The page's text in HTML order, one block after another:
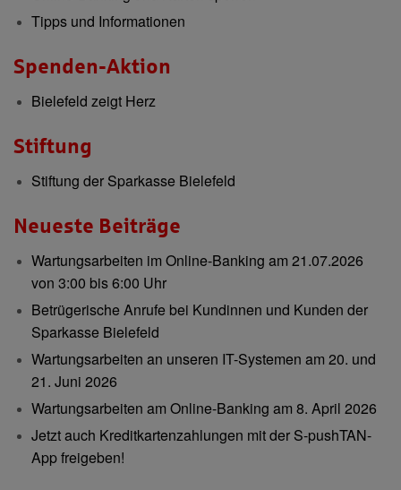
Tipps und Informationen
Spenden-Aktion
Bielefeld zeigt Herz
Stiftung
Stiftung der Sparkasse Bielefeld
Neueste Beiträge
Wartungsarbeiten im Online-Banking am 21.07.2026
von 3:00 bis 6:00 Uhr
Betrügerische Anrufe bei Kundinnen und Kunden der
Sparkasse Bielefeld
Wartungsarbeiten an unseren IT-Systemen am 20. und
21. Juni 2026
Wartungsarbeiten am Online-Banking am 8. April 2026
Jetzt auch Kreditkartenzahlungen mit der S-pushTAN-
App freigeben!